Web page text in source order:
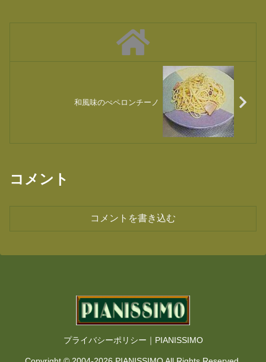
和風味のぺペロンチーノ
コメント
コメントを書き込む
プライバシーポリシー｜PIANISSIMO